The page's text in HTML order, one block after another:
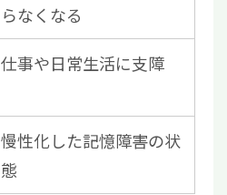
らなくなる
仕事や日常生活に支障
慢性化した記憶障害の状
態